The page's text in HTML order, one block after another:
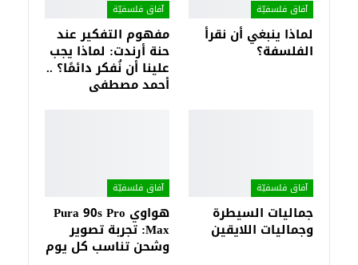
آفاق فلسفيّة‎
لماذا ينبغي أن نقرأ
الفلسفة؟
آفاق فلسفيّة‎
مفهوم التفكير عند
حنة أرندت: لماذا يجب
علينا أن نُفكر دائمًا؟ ..
أحمد مصطفى
آفاق فلسفيّة‎
جماليات السيطرة
وجماليات اللايقين
آفاق فلسفيّة‎
هواوي Pura 90s Pro
Max: تجربة تصوير
وشحن تناسب كل يوم